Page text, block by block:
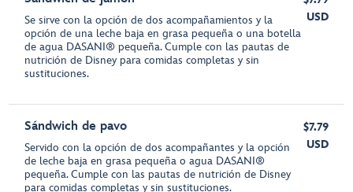
Se sirve con la opción de dos acompañamientos y la
opción de una leche baja en grasa pequeña o una botella
de agua DASANI® pequeña. Cumple con las pautas de
nutrición de Disney para comidas completas y sin
sustituciones.
USD
Sándwich de pavo
Servido con la opción de dos acompañantes y la opción
de leche baja en grasa pequeña o agua DASANI®
pequeña. Cumple con las pautas de nutrición de Disney
para comidas completas y sin sustituciones.
$7.79
USD